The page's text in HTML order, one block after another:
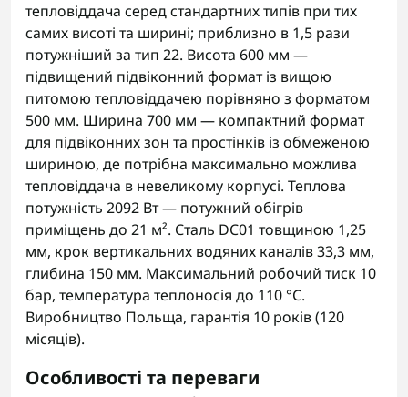
тепловіддача серед стандартних типів при тих
самих висоті та ширині; приблизно в 1,5 рази
потужніший за тип 22. Висота 600 мм —
підвищений підвіконний формат із вищою
питомою тепловіддачею порівняно з форматом
500 мм. Ширина 700 мм — компактний формат
для підвіконних зон та простінків із обмеженою
шириною, де потрібна максимально можлива
тепловіддача в невеликому корпусі. Теплова
потужність 2092 Вт — потужний обігрів
приміщень до 21 м². Сталь DC01 товщиною 1,25
мм, крок вертикальних водяних каналів 33,3 мм,
глибина 150 мм. Максимальний робочий тиск 10
бар, температура теплоносія до 110 °C.
Виробництво Польща, гарантія 10 років (120
місяців).
Особливості та переваги